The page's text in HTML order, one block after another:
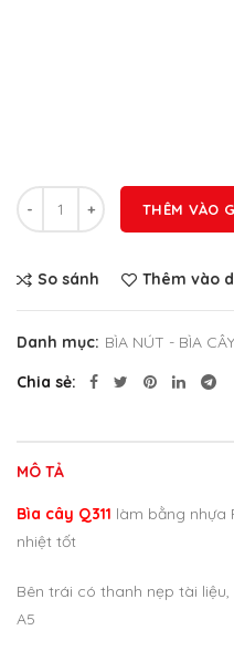
Số lượng
THÊM VÀO
So sánh Thêm vào
Danh mục: BÌA NÚT - BÌA
Chia sẻ
MÔ TẢ
Bìa cây Q311 làm bằng nhựa
nhiệt tốt
Bên trái có thanh nẹp tài
A5